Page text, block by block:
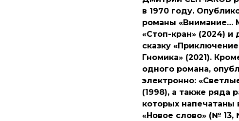
в 1970 году.
романы «Внимание…
«Стоп-кран» (2024) и
сказку
Гномика» (2021).
одного романа,
электронно:
(1998), а также ряда
которых напечатаны
«Новое слово» (№ 13,